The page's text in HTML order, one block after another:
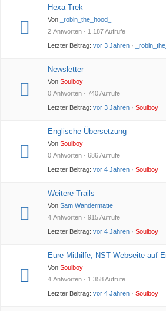
Hexa Trek
Von
_robin_the_hood_
2 Antworten · 1.187 Aufrufe
Letzter Beitrag: vor 3 Jahren ·
Newsletter
Von Soulboy
0 Antworten · 740 Aufrufe
Letzter Beitrag: vor 3 Jahren · Soulboy
Englische Übersetzung
Von Soulboy
0 Antworten · 686 Aufrufe
Letzter Beitrag: vor 4 Jahren · Soulboy
Weitere Trails
Von Sam Wandermatte
4 Antworten · 915 Aufrufe
Letzter Beitrag: vor 4 Jahren · Soulboy
Eure Mithilfe, NST Webseite auf
Von Soulboy
4 Antworten · 1.358 Aufrufe
Letzter Beitrag: vor 4 Jahren · Soulboy